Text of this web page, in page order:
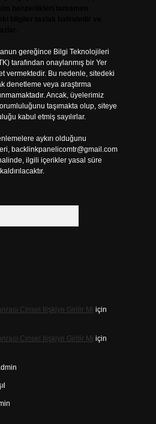
gereğince Bilgi Teknolojileri
tarafından onaylanmış bir Yer
vermektedir. Bu nedenle, sitedeki
denetleme veya araştırma
Ancak, üyelerimiz
taşımakta olup, siteye
kabul etmiş sayılırlar.
aykırı olduğunu
backlinkpanelicomtr@gmail.com
ilgili içerikler yasal süre
Cinsel Ilişkiye Girilir Mi için
Cinsel Ilişkiye Girilir Mi için